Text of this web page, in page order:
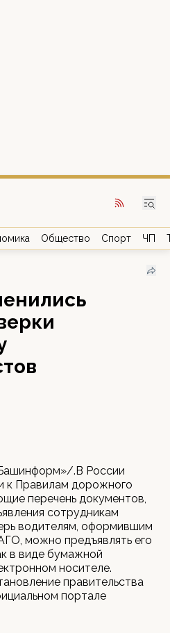
Общество Спорт ЧП
.В России
к Правилам дорожного
перечень документов,
сотрудникам
водителям, оформившим
можно предъявлять его
в виде бумажной
носителе.
правительства
портале